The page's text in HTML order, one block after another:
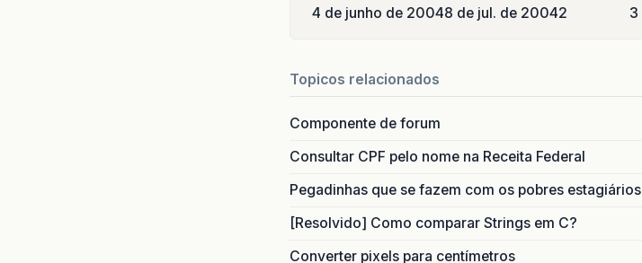
4 de junho de 20048 de jul. de 20042 3
Topicos relacionados
Componente de forum
Consultar CPF pelo nome na Receita Federal
Pegadinhas que se fazem com os pobres estagiários
[Resolvido] Como comparar Strings em C?
Converter pixels para centímetros